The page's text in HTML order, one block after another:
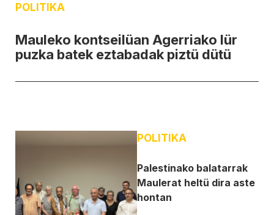
POLITIKA
Mauleko kontseilüan Agerriako lür
puzka batek eztabadak piztü dütü
POLITIKA
Palestinako balatarrak
Maulerat heltü dira aste
hontan